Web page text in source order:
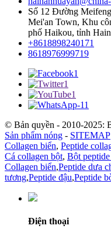
Số 12 Đường
Mei'an Town, Khu
phố Haikou, tỉnh
+8618898240171
8618976999719
© Bản quyền - 2010-2025:
Sản phẩm nóng - SITEMAP
Collagen biển, Peptide
Cá collagen bột, Bột
Collagen biển,Peptide dưa
tương,Peptide đậu,Peptide
Điện thoại